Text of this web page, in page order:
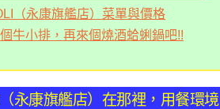
（永康旗艦店）菜單與價格
牛小排，再來個燒酒蛤蜊鍋吧!!
永康旗艦店）在那裡，用餐環境